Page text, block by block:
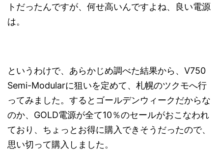
トだったんですが、何せ高いんですよね、良い電源
は。
というわけで、あらかじめ調べた結果から、V750
Semi-Modularに狙いを定めて、札幌のツクモへ行
ってみました。するとゴールデンウィークだからな
のか、GOLD電源が全て10％のセールがおこなわれ
ており、ちょっとお得に購入できそうだったので、
思い切って購入しました。